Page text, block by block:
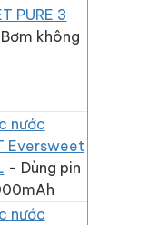
PURE 3
không
nước
Eversweet
- Dùng pin
nước